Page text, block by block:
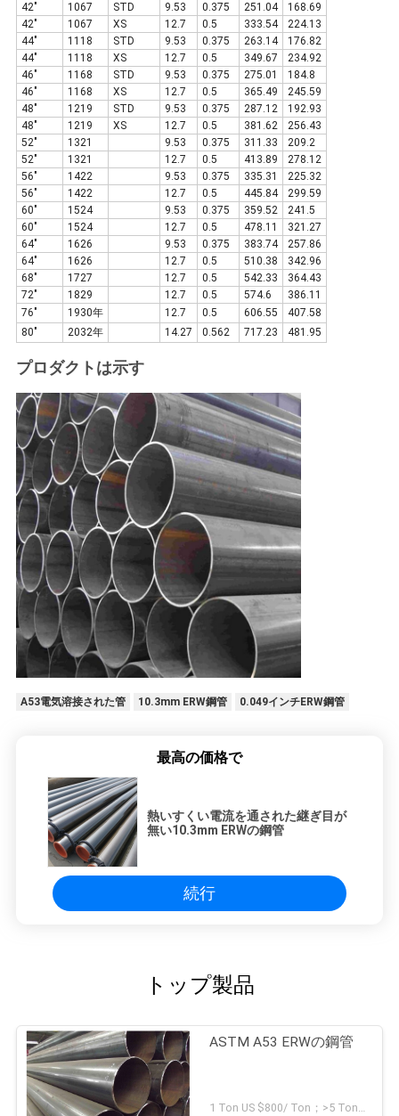
42"
1067 STD 9.53 0.375 251.04
168.69
42"
1067 XS 12.7 0.5 333.54
224.13
44"
1118 STD 9.53 0.375 263.14
176.82
44"
1118 XS 12.7 0.5 349.67
234.92
46"
1168 STD 9.53 0.375 275.01
184.8
46"
1168 XS 12.7 0.5 365.49
245.59
48"
1219 STD 9.53 0.375 287.12
192.93
48"
1219 XS 12.7 0.5 381.62
256.43
52"
1321 9.53 0.375 311.33
209.2
52"
1321 12.7 0.5 413.89
278.12
56"
1422 9.53 0.375 335.31
225.32
56"
1422 12.7 0.5 445.84
299.59
60"
1524 9.53 0.375 359.52
241.5
60"
1524 12.7 0.5 478.11
321.27
64"
1626 9.53 0.375 383.74
257.86
64"
1626 12.7 0.5 510.38
342.96
68"
1727 12.7 0.5 542.33
364.43
72"
1829 12.7 0.5 574.6
386.11
76"
1930年 12.7 0.5 606.55
407.58
80"
2032年 14.27 0.562 717.23 481.95
プロダクトは示す
A53電気溶接された管 10.3mm ERW鋼管 0.049インチERW鋼管
最高の価格で
熱いすくい電流を通された継ぎ目が
無い10.3mm ERWの鋼管
続行
トップ製品
ASTM A53 ERWの鋼管
1 Ton US $800/ Ton；>5 Tons US $500/ Ton MOQ:1トン